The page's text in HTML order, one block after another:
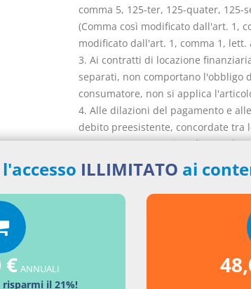
comma 5, 125-ter, 125-quater, 125-
(Comma così modificato dall'art. 1,
modificato dall'art. 1, comma 1, lett.
3. Ai contratti di locazione
separati, non comportano l'obbligo
consumatore, non si applica
4. Alle dilazioni del pagamento e
debito preesistente, concordate
consumatore, non si applicano gli
quinquies, 125-septies nei casi
(Comma così modificato dall'art. 1,
modificato dall'art. 1, comma 1, lett.
5. I venditori di beni e servizi
forma della dilazione del prezzo
(Articolo sostituito dall'art. 1,
modificato dall'art. 1, comma 1,
l'accesso ILLIMITATO ai
€ ANNUALI
risparmi il 21%!